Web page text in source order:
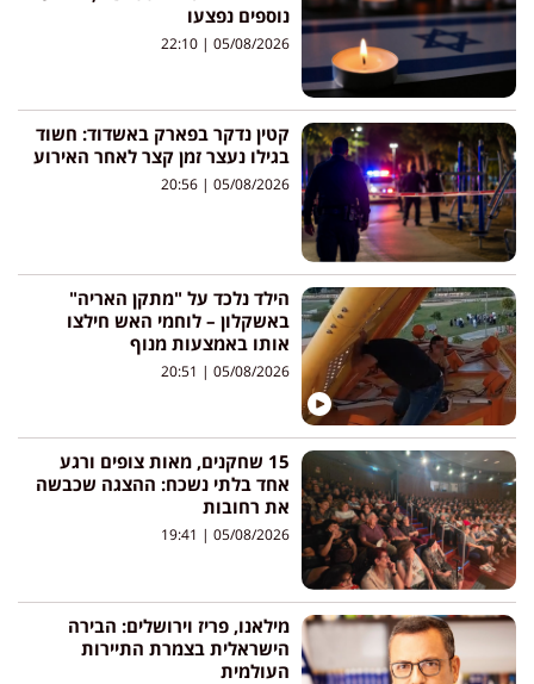
נוספים נפצעו
05/08/2026
קטין נדקר בפארק באשדוד: חשוד
בגילו נעצר זמן קצר לאחר האירוע
05/08/2026
הילד נלכד על "מתקן האריה"
באשקלון – לוחמי האש חילצו
אותו באמצעות מנוף
05/08/2026
15 שחקנים, מאות צופים ורגע
אחד בלתי נשכח: ההצגה שכבשה
את רחובות
05/08/2026
מילאנו, פריז וירושלים: הבירה
הישראלית בצמרת התיירות
העולמית